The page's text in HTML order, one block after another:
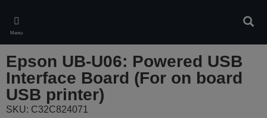
main
content
Meniu
Epson UB-U06: Powered USB
Interface Board (For on board
USB printer)
SKU: C32C824071